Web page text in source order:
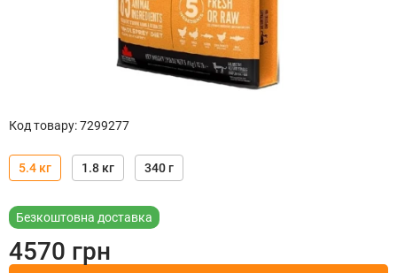
Код товару:7299277
5.4 кг 1.8 кг 340 г
Безкоштовна доставка
4570 грн